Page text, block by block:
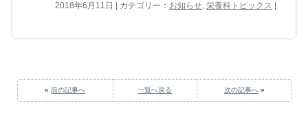
2018年6月11日 | カテゴリー： お知らせ,栄養科トピックス
«前の記事へ 一覧へ戻る 次の記事へ»